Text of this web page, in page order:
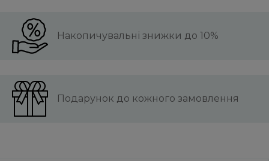
Накопичувальні знижки до 10%
Подарунок до кожного замовлення